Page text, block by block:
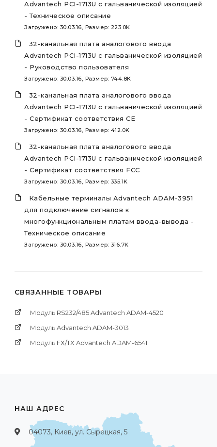
Advantech PCI-1713U с гальванической изоляцией
- Техническое описание
Загружено: 30.03.16, Размер: 223.0K
32-канальная плата аналогового ввода
Advantech PCI-1713U с гальванической изоляцией
- Руководство пользователя
Загружено: 30.03.16, Размер: 744.8K
32-канальная плата аналогового ввода
Advantech PCI-1713U с гальванической изоляцией
- Сертификат соответствия CE
Загружено: 30.03.16, Размер: 412.0K
32-канальная плата аналогового ввода
Advantech PCI-1713U с гальванической изоляцией
- Сертификат соответствия FCC
Загружено: 30.03.16, Размер: 335.1K
Кабельные терминалы Advantech ADAM-3951
для подключение сигналов к
многофункциональным платам ввода-вывода -
Техническое описание
Загружено: 30.03.16, Размер: 316.7K
СВЯЗАННЫЕ ТОВАРЫ
Модуль RS232/485 Advantech ADAM-4520
Модуль Advantech ADAM-3013
Модуль FX/TX Advantech ADAM-6541
НАШ АДРЕС
04073, Киев, ул. Сырецкая, 5